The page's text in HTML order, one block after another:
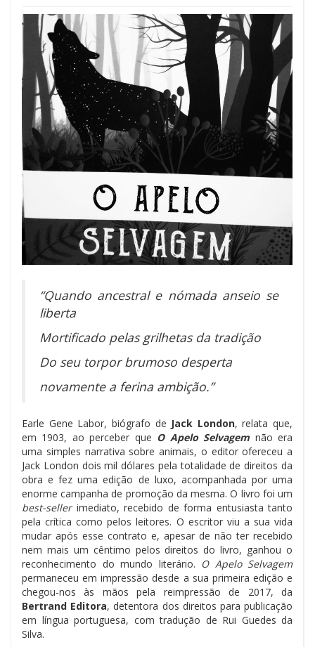
“Quando ancestral e nómada anseio se
liberta
Mortificado pelas grilhetas da tradição
Do seu torpor brumoso desperta
novamente a ferina ambição.”
Earle Gene Labor, biógrafo de Jack London, relata que,
em 1903, ao perceber que O ApeloSelvagem não era
uma simples narrativa sobre animais, o editor ofereceu a
Jack London dois mil dólares pela totalidade de direitos da
obra e fez uma edição de luxo, acompanhada por uma
enorme campanha de promoção da mesma. O livro foi um
best-sellerimediato, recebido de forma entusiasta tanto
pela crítica como pelos leitores. O escritor viu a sua vida
mudar após esse contrato e, apesar de não ter recebido
nem mais um cêntimo pelos direitos do livro, ganhou o
reconhecimento do mundo literário. O Apelo Selvagem
permaneceu em impressão desde a sua primeira edição e
chegou-nos às mãos pela reimpressão de 2017, da
Bertrand Editora, detentora dos direitos para publicação
em língua portuguesa, com tradução de Rui Guedes da
Silva.